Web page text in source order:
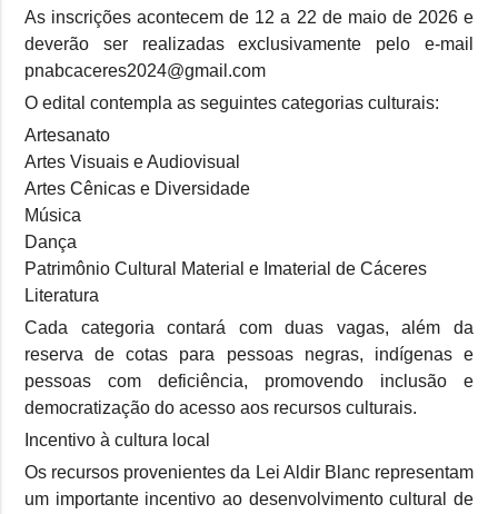
As inscrições acontecem de 12 a 22 de maio de 2026 e
deverão ser realizadas exclusivamente pelo e-mail
pnabcaceres2024@gmail.com
O edital contempla as seguintes categorias culturais:
Artesanato
Artes Visuais e Audiovisual
Artes Cênicas e Diversidade
Música
Dança
Patrimônio Cultural Material e Imaterial de Cáceres
Literatura
Cada categoria contará com duas vagas, além da
reserva de cotas para pessoas negras, indígenas e
pessoas com deficiência, promovendo inclusão e
democratização do acesso aos recursos culturais.
Incentivo à cultura local
Os recursos provenientes da Lei Aldir Blanc representam
um importante incentivo ao desenvolvimento cultural de